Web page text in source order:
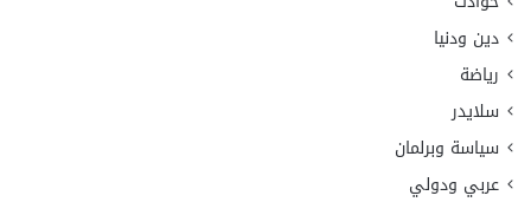
دين ودنيا
رياضة
سلايدر
سياسة وبرلمان
عربي ودولي